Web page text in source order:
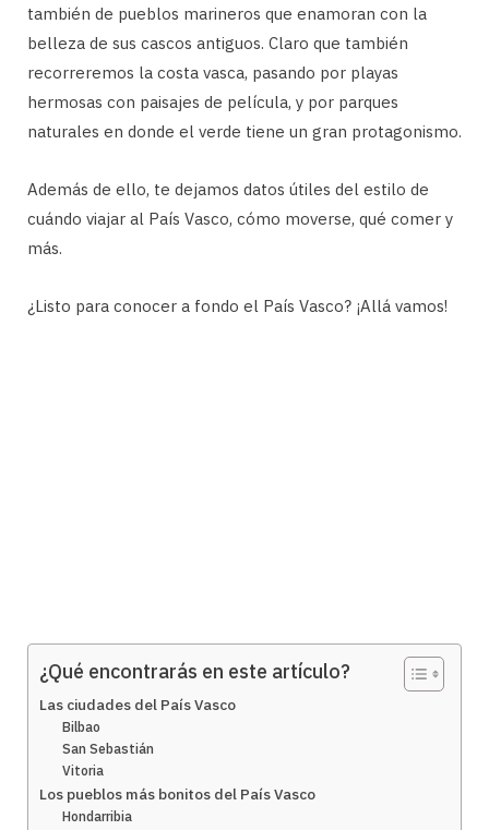
también de pueblos marineros que enamoran con la
belleza de sus cascos antiguos. Claro que también
recorreremos la costa vasca, pasando por playas
hermosas con paisajes de película, y por parques
naturales en donde el verde tiene un gran protagonismo.
Además de ello, te dejamos datos útiles del estilo de
cuándo viajar al País Vasco, cómo moverse, qué comer y
más.
¿Listo para conocer a fondo el País Vasco? ¡Allá vamos!
¿Qué encontrarás en este artículo?
Las ciudades del País Vasco
Bilbao
San Sebastián
Vitoria
Los pueblos más bonitos del País Vasco
Hondarribia